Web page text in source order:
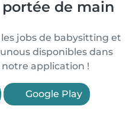
de main
jobs de babysitting et
disponibles dans
application !
Google Play